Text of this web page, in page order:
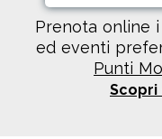
Prenota online
ed eventi
Punti